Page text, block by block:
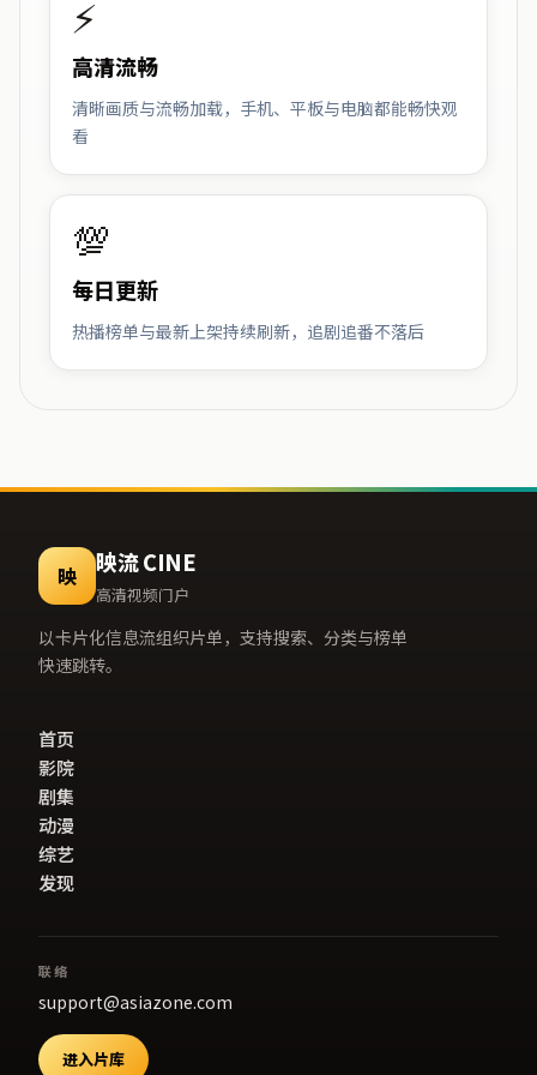
⚡
高清流畅
清晰画质与流畅加载，手机、平板与电脑都能畅快观
看
💯
每日更新
热播榜单与最新上架持续刷新，追剧追番不落后
映 映流 CINE
高清视频门户
以卡片化信息流组织片单，支持搜索、分类与榜单
快速跳转。
首页
影院
剧集
动漫
综艺
发现
联络
support@asiazone.com
进入片库